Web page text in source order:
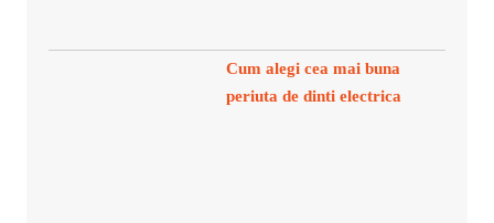
Cum alegi cea mai buna
periuta de dinti electrica